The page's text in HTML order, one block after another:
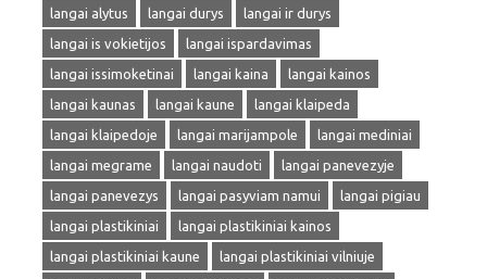
langai alytus
langai durys
langai ir durys
langai is vokietijos
langai ispardavimas
langai issimoketinai
langai kaina
langai kainos
langai kaunas
langai kaune
langai klaipeda
langai klaipedoje
langai marijampole
langai mediniai
langai megrame
langai naudoti
langai panevezyje
langai panevezys
langai pasyviam namui
langai pigiau
langai plastikiniai
langai plastikiniai kainos
langai plastikiniai kaune
langai plastikiniai vilniuje